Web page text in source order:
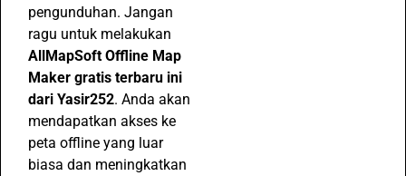
pengunduhan. Jangan
ragu untuk melakukan
AllMapSoft Offline Map
Maker gratis terbaru ini
dari Yasir252. Anda akan
mendapatkan akses ke
peta offline yang luar
biasa dan meningkatkan